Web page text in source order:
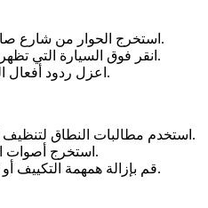
استخرج الحوار من شارع صاخب باستخدام مطالبة نصية "صوت الراوي" ثم قلل ضوضاء الشارع المتبقية.
انقر فوق السيارة التي تظهر على الشاشة لفصل أصوات المحرك والتحكم فيها بشكل مستقل في المزيج.
اعزل ردود أفعال الجمهور من لقطات رياضية للتأكيد على طاقة الجمهور في شريط فيديو مميز.
استخدم مطالبات النطاق لتنظيف السعال أو طنين الهاتف أو ارتطام الميكروفون داخل النوافذ الزمنية المحددة.
استخرج أصوات المضيف والضيف في مسارات مستهدفة منفصلة للضغط والمعادلة المتسقة.
قم بإزالة همهمة التكييف أو أجواء المقهى مع الحفاظ على دفء الصوت عن طريق مزج الهدف والمتبقي.